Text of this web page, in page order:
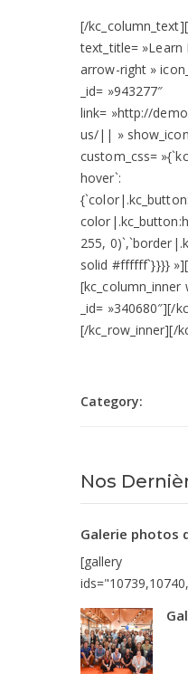
[/
text_title= »Learn
arrow-right »
_id= »943277″
link= »http://
us/|| »
custom_css=
hover`:
255,
solid #ffffff`}}}}
[kc_column_inner
_id= »340680″][/
[/kc_row_inner][/
Category:
Nos
Galerie photos
[gallery